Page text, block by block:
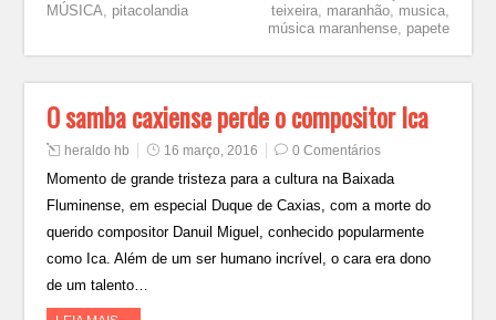
MÚSICA, pitacolandia
teixeira, maranhão, musica,
música maranhense, papete
O samba caxiense perde o compositor Ica
heraldo hb 16 março, 2016 0 Comentários
Momento de grande tristeza para a cultura na Baixada
Fluminense, em especial Duque de Caxias, com a morte do
querido compositor Danuil Miguel, conhecido popularmente
como Ica. Além de um ser humano incrível, o cara era dono
de um talento…